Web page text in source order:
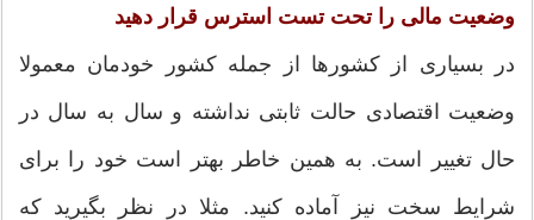
وضعیت مالی را تحت تست استرس قرار دهید
در بسیاری از کشورها از جمله کشور خودمان معمولا
وضعیت اقتصادی حالت ثابتی نداشته و سال به سال در
حال تغییر است. به همین خاطر بهتر است خود را برای
شرایط سخت نیز آماده کنید. مثلا در نظر بگیرید که